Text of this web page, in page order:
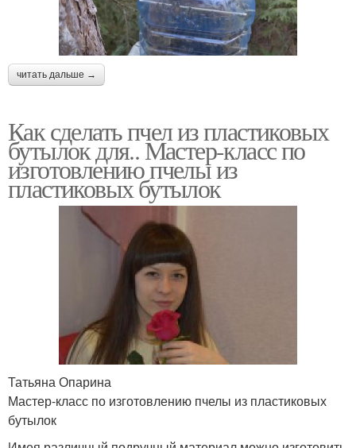
читать дальше →
Как сделать пчел из пластиковых
бутылок для.. Мастер-класс по
изготовлению пчелы из
пластиковых бутылок
Татьяна Опарина
Мастер-класс по изготовлению пчелы из пластиковых
бутылок